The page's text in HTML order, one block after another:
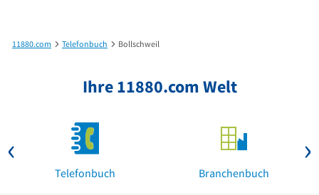
11880.com Telefonbuch Bollschweil
Ihre 11880.com Welt
Telefonbuch Branchenbuch